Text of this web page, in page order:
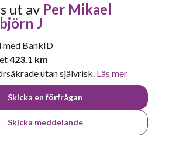
ut av Per Mikael
J
BankID
423.1 km
utan självrisk. Läs mer
Skicka en förfrågan
Skicka meddelande